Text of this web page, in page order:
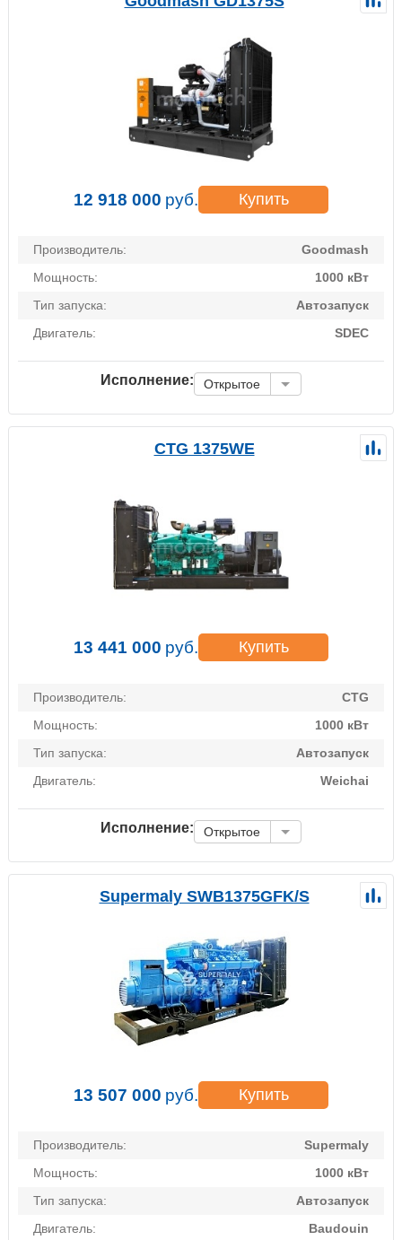
12 918 000 руб. Купить
Производитель:
Goodmash
Мощность:
1000 кВт
Тип запуска:
Автозапуск
Двигатель:
SDEC
Исполнение: Открытое
CTG 1375WE
13 441 000 руб. Купить
Производитель:
CTG
Мощность:
1000 кВт
Тип запуска:
Автозапуск
Двигатель:
Weichai
Исполнение: Открытое
Supermaly SWB1375GFK/S
13 507 000 руб. Купить
Производитель:
Supermaly
Мощность:
1000 кВт
Тип запуска:
Автозапуск
Двигатель:
Baudouin